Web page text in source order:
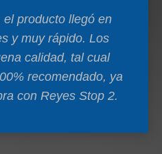
producto llegó en
y muy rápido. Los
calidad, tal cual
recomendado, ya
con Reyes Stop 2.